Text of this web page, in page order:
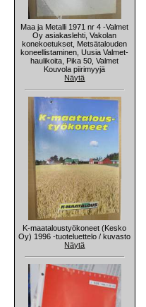
Maa ja Metalli 1971 nr 4 -Valmet
Oy asiakaslehti, Vakolan
konekoetukset, Metsätalouden
koneellistaminen, Uusia Valmet-
haulikoita, Pika 50, Valmet
Kouvola piirimyyjä
Näytä
K-maataloustyökoneet (Kesko
Oy) 1996 -tuoteluettelo / kuvasto
Näytä